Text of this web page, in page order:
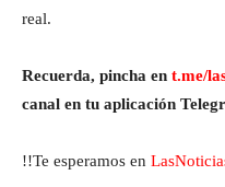
real.
Recuerda, pincha en t.me/
canal en tu aplicación
!!Te esperamos en